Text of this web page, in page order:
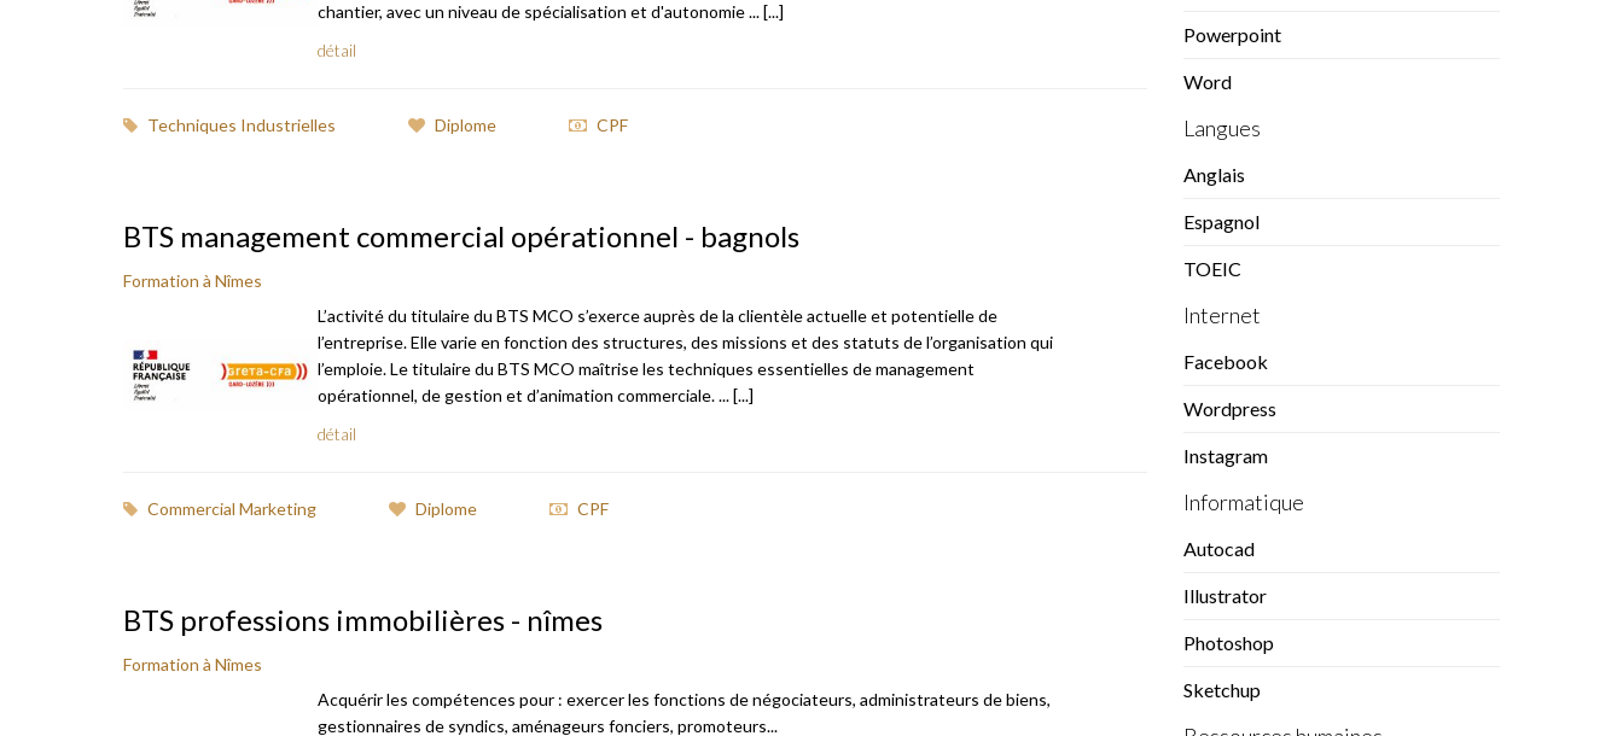
chantier, avec un niveau de spécialisation et d'autonomie ... [...]
détail
Techniques Industrielles Diplome CPF
BTS management commercial opérationnel - bagnols
Formation à Nîmes
L’activité du titulaire du BTS MCO s’exerce auprès de la clientèle actuelle et potentielle de
l’entreprise. Elle varie en fonction des structures, des missions et des statuts de l’organisation qui
l’emploie. Le titulaire du BTS MCO maîtrise les techniques essentielles de management
opérationnel, de gestion et d’animation commerciale. ... [...]
détail
Commercial Marketing Diplome CPF
BTS professions immobilières - nîmes
Formation à Nîmes
Acquérir les compétences pour : exercer les fonctions de négociateurs, administrateurs de biens,
gestionnaires de syndics, aménageurs fonciers, promoteurs...
Powerpoint
Word
Langues
Anglais
Espagnol
TOEIC
Internet
Facebook
Wordpress
Instagram
Informatique
Autocad
Illustrator
Photoshop
Sketchup